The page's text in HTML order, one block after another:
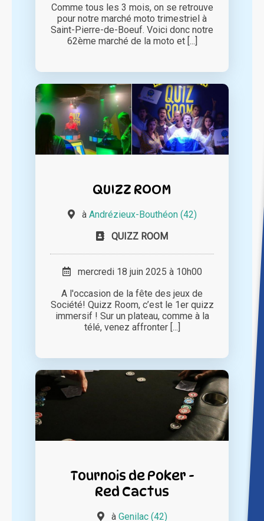
Comme tous les 3 mois, on se retrouve
pour notre marché moto trimestriel à
Saint-Pierre-de-Boeuf. Voici donc notre
62ème marché de la moto et [...]
QUIZZ ROOM
à Andrézieux-Bouthéon (42)
QUIZZ ROOM
mercredi 18 juin 2025 à 10h00
A l'occasion de la fête des jeux de
Société! Quizz Room, c’est le 1er quizz
immersif ! Sur un plateau, comme à la
télé, venez affronter [...]
Tournois de Poker -
Red Cactus
à Genilac (42)